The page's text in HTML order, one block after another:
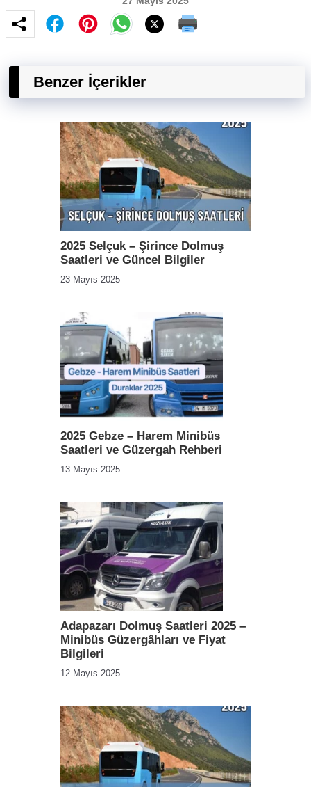
Benzer İçerikler
2025 Selçuk – Şirince Dolmuş
Saatleri ve Güncel Bilgiler
23 Mayıs 2025
2025 Gebze – Harem Minibüs
Saatleri ve Güzergah Rehberi
13 Mayıs 2025
Adapazarı Dolmuş Saatleri 2025 –
Minibüs Güzergâhları ve Fiyat
Bilgileri
12 Mayıs 2025